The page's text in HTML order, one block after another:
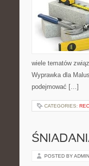
wiele tematów
Wyprawka dla
podejmować […]
CATEGORIES:
POSTED BY ADMIN